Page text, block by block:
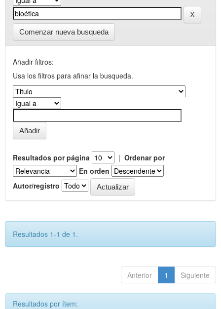
Comenzar nueva busqueda
Añadir filtros:
Usa los filtros para afinar la busqueda.
Resultados por página | Ordenar por
En orden
Autor/registro
Resultados 1-1 de 1.
Anterior 1 Siguiente
Resultados por ítem: